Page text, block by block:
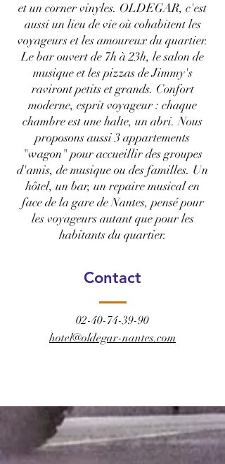
et un corner vinyles. OLDEGAR, c'est
aussi un lieu de vie où cohabitent les
voyageurs et les amoureux du quartier.
Le bar ouvert de 7h à 23h, le salon de
musique et les pizzas de Jimmy's
raviront petits et grands. Confort
moderne, esprit voyageur : chaque
chambre est une halte, un abri. Nous
proposons aussi 3 appartements
"wagon" pour accueillir des groupes
d'amis, de musique ou des familles. Un
hôtel, un bar, un repaire musical en
face de la gare de Nantes, pensé pour
les voyageurs autant que pour les
habitants du quartier.
Contact
02-40-74-39-90
hotel@oldegar-nantes.com